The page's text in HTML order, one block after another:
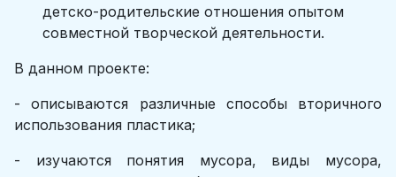
детско-родительские отношения опытом
совместной творческой деятельности.
В данном проекте:
- описываются различные способы вторичного
использования пластика;
- изучаются понятия мусора, виды мусора,